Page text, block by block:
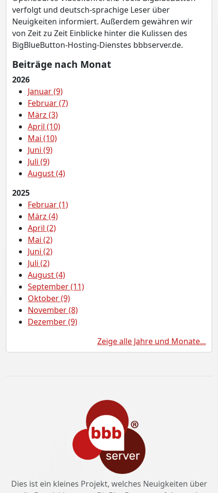
verfolgt und deutsch-sprachige Leser über
Neuigkeiten informiert. Außerdem gewähren wir
von Zeit zu Zeit Einblicke hinter die Kulissen des
BigBlueButton-Hosting-Dienstes bbbserver.de.
Beiträge nach Monat
2026
Januar (9)
Februar (7)
März (3)
April (10)
Mai (10)
Juni (9)
Juli (9)
August (4)
2025
Februar (1)
März (4)
April (2)
Mai (2)
Juni (2)
Juli (2)
August (4)
September (11)
Oktober (9)
November (8)
Dezember (9)
Zeige alle Jahre und Monate...
Dies ist ein kleines Projekt, welches Neuigkeiten über